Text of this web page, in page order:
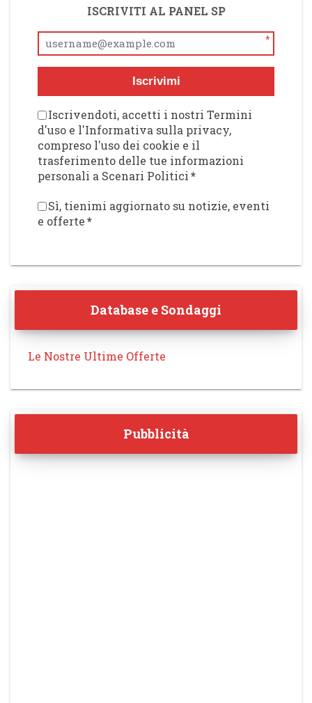
ISCRIVITI AL PANEL SP
*
Iscrivimi
Iscrivendoti, accetti i nostri Termini
d'uso e l'Informativa sulla privacy,
compreso l'uso dei cookie e il
trasferimento delle tue informazioni
personali a Scenari Politici*
Sì, tienimi aggiornato su notizie, eventi
e offerte*
Database e Sondaggi
Le Nostre Ultime Offerte
Pubblicità